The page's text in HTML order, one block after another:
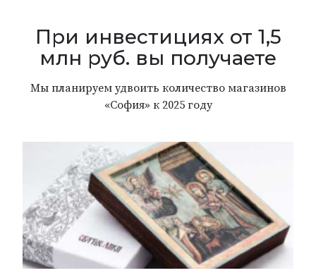
При инвестициях от 1,5
млн руб. вы получаете
Мы планируем удвоить количество магазинов
«София» к 2025 году